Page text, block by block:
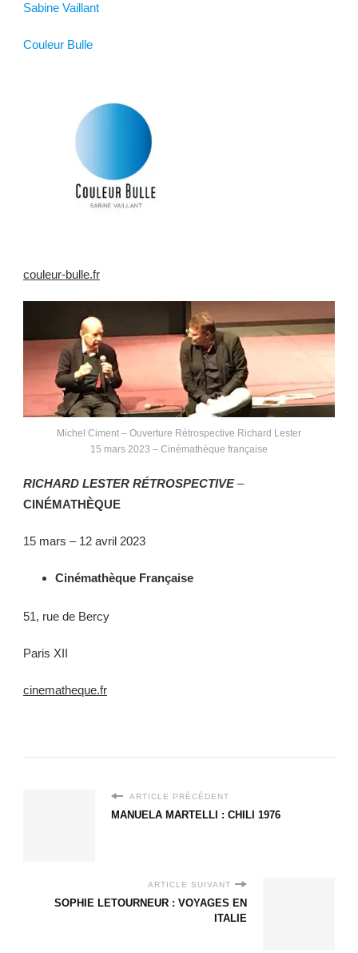
Sabine Vaillant
Couleur Bulle
couleur-bulle.fr
Michel Ciment – Ouverture Rétrospective Richard Lester
15 mars 2023 – Cinémathèque française
RICHARD LESTER RÉTROSPECTIVE–
CINÉMATHÈQUE
15 mars – 12 avril 2023
Cinémathèque Française
51, rue de Bercy
Paris XII
cinematheque.fr
ARTICLE PRÉCÉDENT
MANUELA MARTELLI : CHILI 1976
ARTICLE SUIVANT
SOPHIE LETOURNEUR : VOYAGES EN
ITALIE